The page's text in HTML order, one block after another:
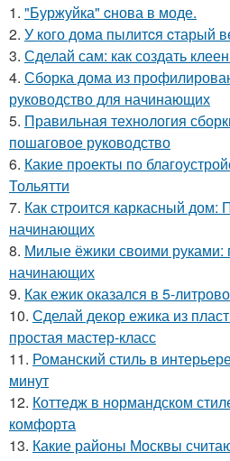
1. "Буржуйка" cнова в моде.
2. У кого дома пылитcя cтарый
3. Сделай сам: как создать
4. Сборка дома из
руководство для начинающих
5. Правильная технология
пошаговое руководство
6. Какие проекты по
Тольятти
7. Как строится каркасный дом:
начинающих
8. Милые ёжики своими руками:
начинающих
9. Как ежик оказался в 5-
10. Сделай декор ежика из
простая мастер-класс
11. Романский стиль в
минут
12. Коттедж в нормандском
комфорта
13. Какие районы Москвы